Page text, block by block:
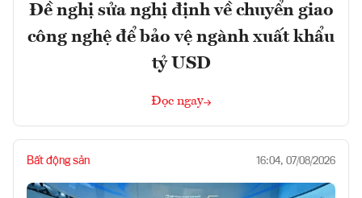
Đề nghị sửa nghị định về chuyển giao
công nghệ để bảo vệ ngành xuất khẩu
tỷ USD
Đọc ngay
Bất động sản 16:04, 07/08/2026